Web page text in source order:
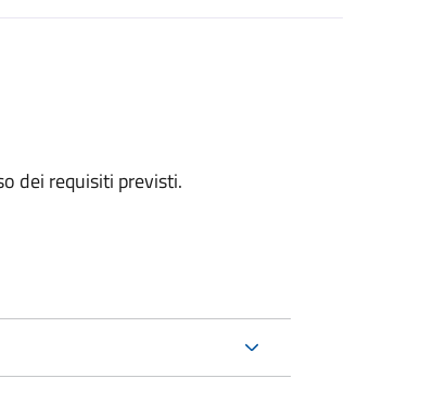
dei requisiti previsti.